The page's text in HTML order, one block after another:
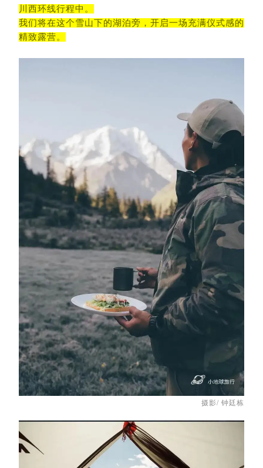
川西环线行程中。
我们将在这个雪山下的湖泊旁，开启一场充满仪式感的
精致露营。
摄影/ 钟廷栋